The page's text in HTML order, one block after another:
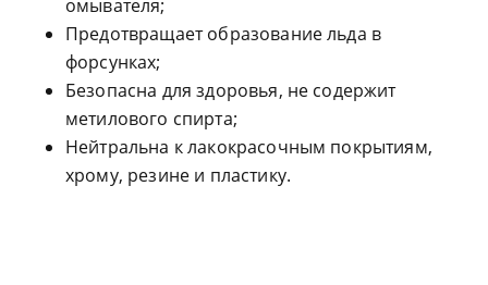
омывателя;
Предотвращает образование льда в
форсунках;
Безопасна для здоровья, не содержит
метилового спирта;
Нейтральна к лакокрасочным покрытиям,
хрому, резине и пластику.